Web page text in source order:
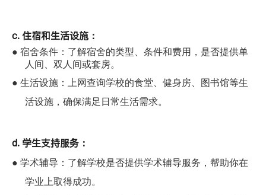
c. 住宿和生活设施：
● 宿舍条件：了解宿舍的类型、条件和费用，是否提供单
人间、双人间或套房。
● 生活设施：上网查询学校的食堂、健身房、图书馆等生
活设施，确保满足日常生活需求。
d. 学生支持服务：
● 学术辅导：了解学校是否提供学术辅导服务，帮助你在
学业上取得成功。